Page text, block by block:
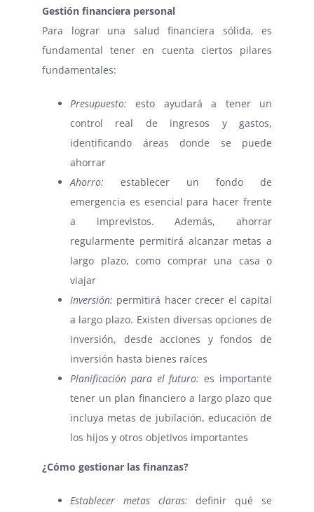
Gestión financiera personal
Para lograr una salud financiera sólida, es
fundamental tener en cuenta ciertos pilares
fundamentales:
Presupuesto: esto ayudará a tener un
control real de ingresos y gastos,
identificando áreas donde se puede
ahorrar
Ahorro: establecer un fondo de
emergencia es esencial para hacer frente
a imprevistos. Además, ahorrar
regularmente permitirá alcanzar metas a
largo plazo, como comprar una casa o
viajar
Inversión: permitirá hacer crecer el capital
a largo plazo. Existen diversas opciones de
inversión, desde acciones y fondos de
inversión hasta bienes raíces
Planificación para el futuro: es importante
tener un plan financiero a largo plazo que
incluya metas de jubilación, educación de
los hijos y otros objetivos importantes
¿Cómo gestionar las finanzas?
Establecer metas claras: definir qué se